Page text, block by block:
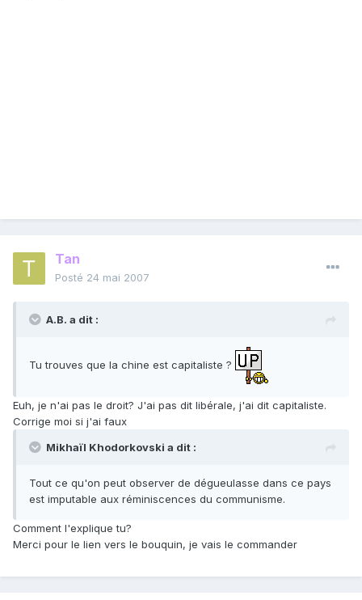
Tan
Posté 24 mai 2007
A.B. a dit :
Tu trouves que la chine est capitaliste ?
Euh, je n'ai pas le droit? J'ai pas dit libérale, j'ai dit capitaliste.
Corrige moi si j'ai faux
Mikhaïl Khodorkovski a dit :
Tout ce qu'on peut observer de dégueulasse dans ce pays
est imputable aux réminiscences du communisme.
Comment l'explique tu?
Merci pour le lien vers le bouquin, je vais le commander